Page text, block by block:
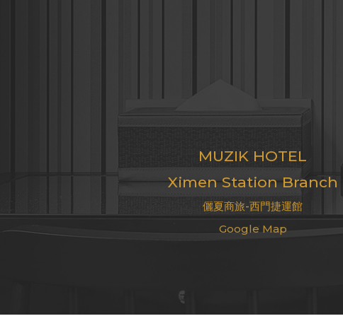
MUZIK HOTEL
Ximen Station Branch
儷夏商旅-西門捷運館
Google Map